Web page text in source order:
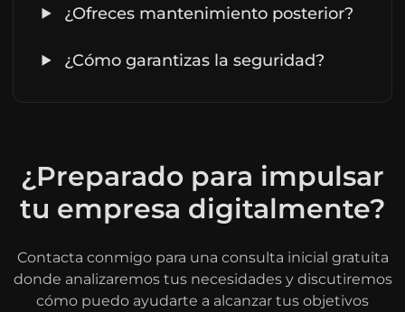
¿Ofreces mantenimiento posterior?
¿Cómo garantizas la seguridad?
¿Preparado para impulsar
tu empresa digitalmente?
Contacta conmigo para una consulta inicial gratuita
donde analizaremos tus necesidades y discutiremos
cómo puedo ayudarte a alcanzar tus objetivos